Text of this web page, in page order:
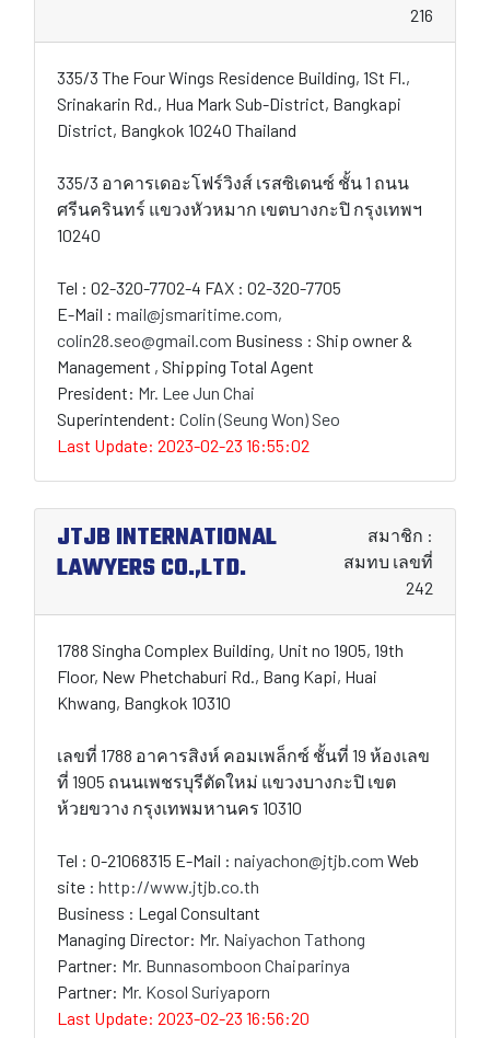
216
335/3 The Four Wings Residence Building, 1St Fl.,
Srinakarin Rd., Hua Mark Sub-District, Bangkapi
District, Bangkok 10240 Thailand
335/3 อาคารเดอะโฟร์วิงส์ เรสซิเดนซ์ ชั้น 1 ถนน
ศรีนครินทร์ แขวงหัวหมาก เขตบางกะปิ กรุงเทพฯ
10240
Tel : 02-320-7702-4 FAX : 02-320-7705
E-Mail : mail@jsmaritime.com,
colin28.seo@gmail.com Business : Ship owner &
Management , Shipping Total Agent
President: Mr. Lee Jun Chai
Superintendent: Colin (Seung Won) Seo
Last Update: 2023-02-23 16:55:02
JTJB INTERNATIONAL
LAWYERS CO.,LTD.
สมาชิก :
สมทบ เลขที่
242
1788 Singha Complex Building, Unit no 1905, 19th
Floor, New Phetchaburi Rd., Bang Kapi, Huai
Khwang, Bangkok 10310
เลขที่ 1788 อาคารสิงห์ คอมเพล็กซ์ ชั้นที่ 19 ห้องเลข
ที่ 1905 ถนนเพชรบุรีตัดใหม่ แขวงบางกะปิ เขต
ห้วยขวาง กรุงเทพมหานคร 10310
Tel : 0-21068315 E-Mail : naiyachon@jtjb.com Web
site : http://www.jtjb.co.th
Business : Legal Consultant
Managing Director: Mr. Naiyachon Tathong
Partner: Mr. Bunnasomboon Chaiparinya
Partner: Mr. Kosol Suriyaporn
Last Update: 2023-02-23 16:56:20